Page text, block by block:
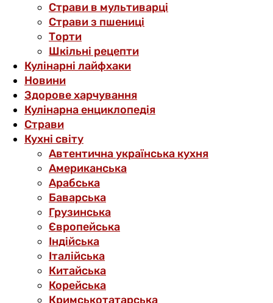
Страви в мультиварці
Страви з пшениці
Торти
Шкільні рецепти
Кулінарні лайфхаки
Новини
Здорове харчування
Кулінарна енциклопедія
Страви
Кухні світу
Автентична українська кухня
Американська
Арабська
Баварська
Грузинська
Європейська
Індійська
Італійська
Китайська
Корейська
Кримськотатарська